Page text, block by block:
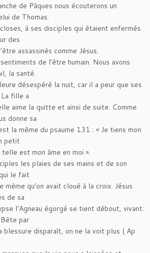
de Pâques nous écouterons un
de Thomas.
à ses disciples qui étaient enfermés
des
assassinés comme Jésus.
de l’être humain. Nous avons
la santé.
désespéré la nuit, car il a peur que ses
fille a
aime la quitte et ainsi de suite. Comme
donne sa
la même du psaume 131 : « Je tiens mon
petit
est mon âme en moi ».
les plaies de ses mains et de son
le fait
même qu’on avait cloué à la croix. Jésus
de sa
l’Agneau égorgé se tient débout, vivant:
par
disparaît, on ne la voit plus ( Ap